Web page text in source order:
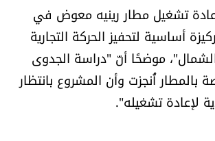
تشغيل مطار رينيه معوض في
أساسية لتحفيز الحركة التجارية
موضحًا أنّ "دراسة الجدوى
بالمطار أُنجزت وأن المشروع بانتظار
لإعادة تشغيله".